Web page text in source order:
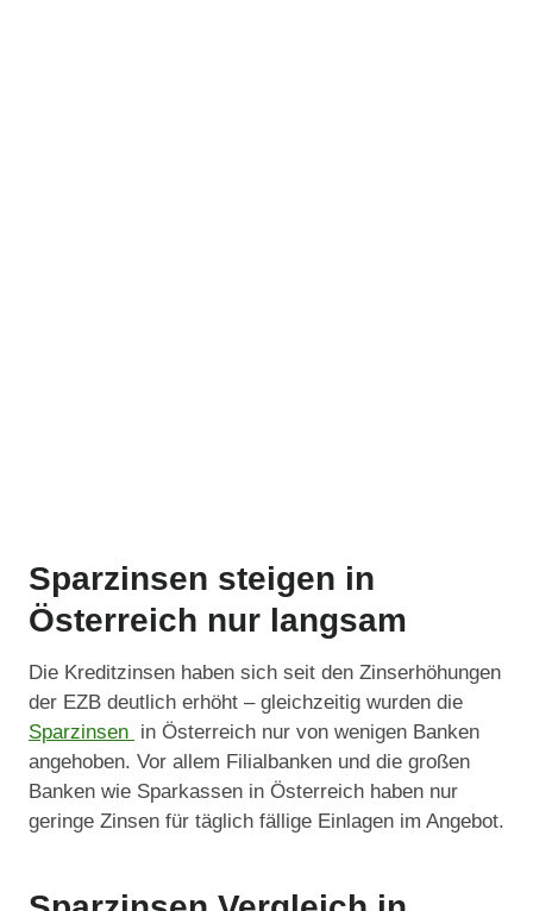
Sparzinsen steigen in
Österreich nur langsam
Die Kreditzinsen haben sich seit den Zinserhöhungen
der EZB deutlich erhöht – gleichzeitig wurden die
Sparzinsen in Österreich nur von wenigen Banken
angehoben. Vor allem Filialbanken und die großen
Banken wie Sparkassen in Österreich haben nur
geringe Zinsen für täglich fällige Einlagen im Angebot.